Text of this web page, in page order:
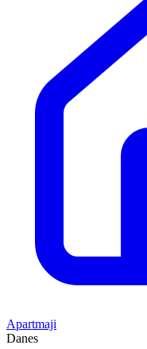
Apartmaji
Danes